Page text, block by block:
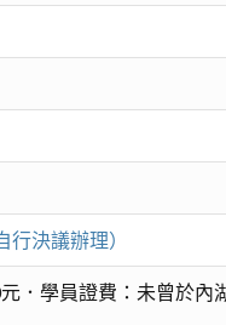
決議辦理）
．學員證費：未曾於